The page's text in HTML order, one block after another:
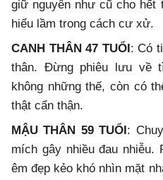
giữ nguyên như cũ cho hết
hiểu lầm trong cách cư xử.
CANH THÂN 47 TUỔI: Có
thân. Đừng phiêu lưu về
không những thế, còn có
thật cẩn thận.
MẬU THÂN 59 TUỔI:
mích gây nhiều đau nhiễu.
êm đẹp kẻo khó nhìn mặt